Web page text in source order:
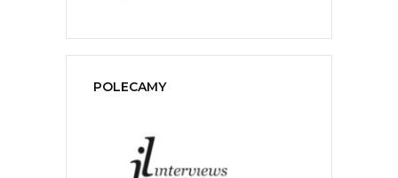
POLECAMY